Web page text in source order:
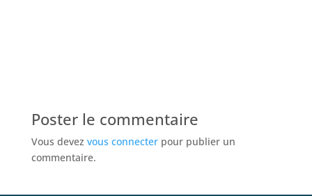
Poster le commentaire
Vous devez vous connecterpour publier un
commentaire.